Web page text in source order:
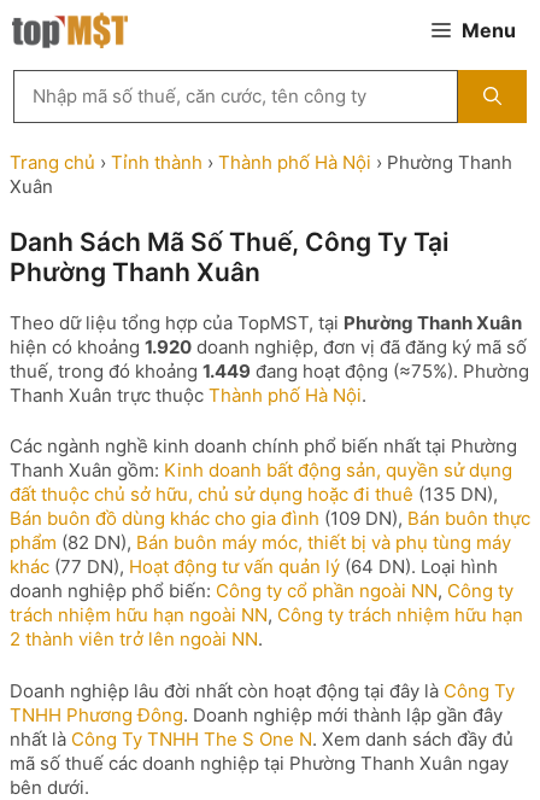
Chuyển
đến
Menu
kiếm
MST
theo
tên
công
người
đại
hoặc
mã
số
thuế
Trang chủ › Tỉnh thành › Thành phố Hà Nội › Phường Thanh
Xuân
Danh Sách Mã Số Thuế, Công Ty Tại
Phường Thanh Xuân
Theo dữ liệu tổng hợp của TopMST, tại Phường Thanh Xuân
hiện có khoảng 1.920 doanh nghiệp, đơn vị đã đăng ký mã số
thuế, trong đó khoảng 1.449 đang hoạt động (≈75%). Phường
Thanh Xuân trực thuộc Thành phố Hà Nội.
Các ngành nghề kinh doanh chính phổ biến nhất tại Phường
Thanh Xuân gồm: Kinh doanh bất động sản, quyền sử dụng
đất thuộc chủ sở hữu, chủ sử dụng hoặc đi thuê (135 DN),
Bán buôn đồ dùng khác cho gia đình (109 DN), Bán buôn thực
phẩm (82 DN), Bán buôn máy móc, thiết bị và phụ tùng máy
khác (77 DN), Hoạt động tư vấn quản lý (64 DN). Loại hình
doanh nghiệp phổ biến: Công ty cổ phần ngoài NN, Công ty
trách nhiệm hữu hạn ngoài NN, Công ty trách nhiệm hữu hạn
2 thành viên trở lên ngoài NN.
Doanh nghiệp lâu đời nhất còn hoạt động tại đây là Công Ty
TNHH Phương Đông. Doanh nghiệp mới thành lập gần đây
nhất là Công Ty TNHH The S One N. Xem danh sách đầy đủ
mã số thuế các doanh nghiệp tại Phường Thanh Xuân ngay
bên dưới.